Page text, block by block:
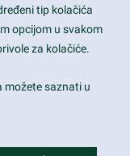
tip kolačića
opcijom u svakom
za kolačiće.
možete saznati u